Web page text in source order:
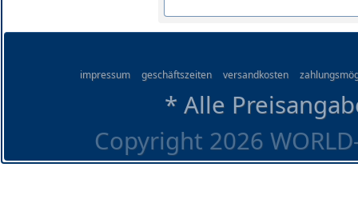
impressum geschäftszeiten versandkosten
* Alle
Copyright 2026